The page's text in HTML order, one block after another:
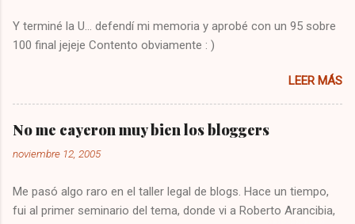
Dejo constancia de la solución por si alguien
más tiene el mismo problema, y también para
Y terminé la U... defendí mi memoria y aprobé con un 95 sobre
100 final jejeje Contento obviamente : )
LEER MÁS
No me cayeron muy bien los bloggers
noviembre 12, 2005
Me pasó algo raro en el taller legal de blogs. Hace un tiempo,
fui al primer seminario del tema, donde vi a Roberto Arancibia,